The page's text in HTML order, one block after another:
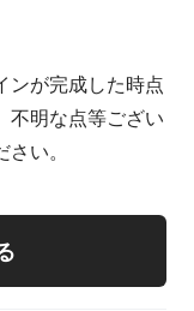
ンが完成した時点
不明な点等ござい
い。